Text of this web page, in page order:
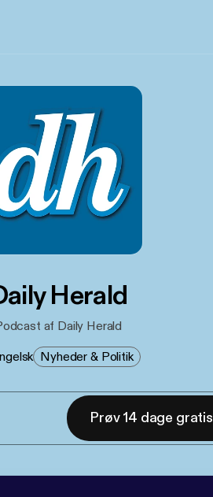
Herald
af Daily Herald
Nyheder & Politik
Prøv 14 dage gratis